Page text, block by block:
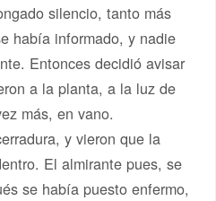
silencio, tanto más
había informado, y nadie
Entonces decidió avisar
a la planta, a la luz de
más, en vano.
y vieron que la
El almirante pues, se
se había puesto enfermo,